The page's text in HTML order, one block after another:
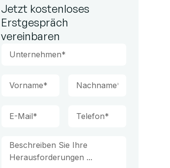
Jetzt kostenloses
Erstgespräch
vereinbaren